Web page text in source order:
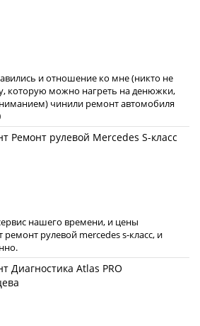
и отношение ко мне (никто не
которую можно нагреть на денюжки,
чинили ремонт автомобиля
нашего времени, и цены
ремонт рулевой mercedes s-класс, и